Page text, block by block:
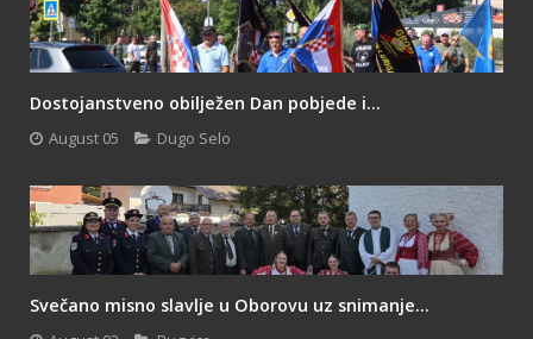
Dostojanstveno obilježen Dan pobjede i...
August 05 Dugo Selo
Svečano misno slavlje u Oborovu uz snimanje...